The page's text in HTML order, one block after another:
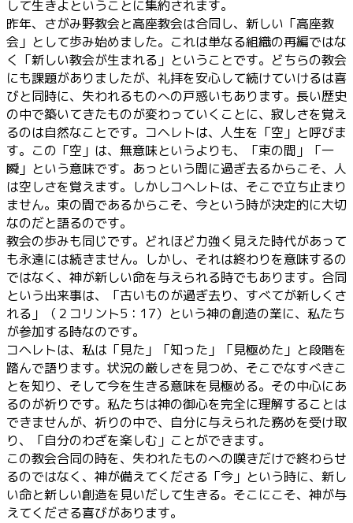
して生きよということに集約されます。
昨年、さがみ野教会と高座教会は合同し、新しい「高座教
会」として歩み始めました。これは単なる組織の再編ではな
く「新しい教会が生まれる」ということです。どちらの教会
にも課題がありましたが、礼拝を安心して続けていけるは喜
びと同時に、失われるものへの戸惑いもあります。長い歴史
の中で築いてきたものが変わっていくことに、寂しさを覚え
るのは自然なことです。コヘレトは、人生を「空」と呼びま
す。この「空」は、無意味というよりも、「束の間」「一
瞬」という意味です。あっという間に過ぎ去るからこそ、人
は空しさを覚えます。しかしコヘレトは、そこで立ち止まり
ません。束の間であるからこそ、今という時が決定的に大切
なのだと語るのです。
教会の歩みも同じです。どれほど力強く見えた時代があって
も永遠には続きません。しかし、それは終わりを意味するの
ではなく、神が新しい命を与えられる時でもあります。合同
という出来事は、「古いものが過ぎ去り、すべてが新しくさ
れる」（２コリント5：17）という神の創造の業に、私たち
が参加する時なのです。
コヘレトは、私は「見た」「知った」「見極めた」と段階を
踏んで語ります。状況の厳しさを見つめ、そこでなすべきこ
とを知り、そして今を生きる意味を見極める。その中心にあ
るのが祈りです。私たちは神の御心を完全に理解することは
できませんが、祈りの中で、自分に与えられた務めを受け取
り、「自分のわざを楽しむ」ことができます。
この教会合同の時を、失われたものへの嘆きだけで終わらせ
るのではなく、神が備えてくださる「今」という時に、新し
い命と新しい創造を見いだして生きる。そこにこそ、神が与
えてくださる喜びがあります。